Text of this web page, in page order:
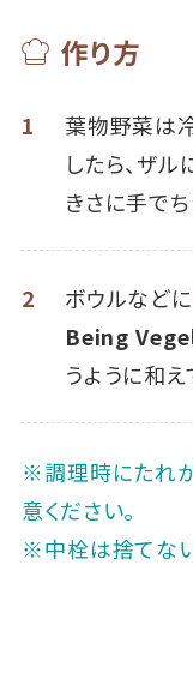
作り方
1
葉物野菜は
したら、ザ
きさに手でち
2 ボウルなどに
Being
うように和え
※調理時にたれ
意ください。
※中栓は捨てない